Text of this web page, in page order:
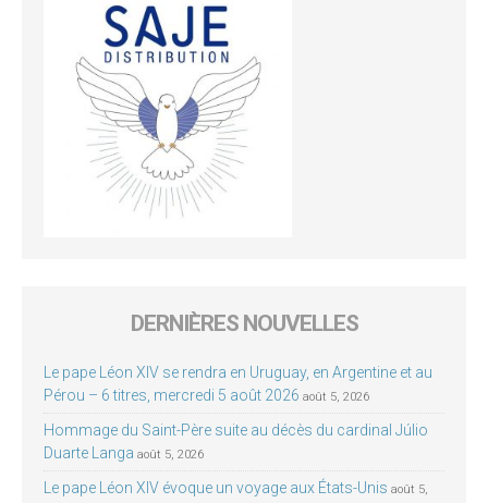
DERNIÈRES NOUVELLES
Le pape Léon XIV se rendra en Uruguay, en Argentine et au
Pérou – 6 titres, mercredi 5 août 2026 août 5, 2026
Hommage du Saint-Père suite au décès du cardinal Júlio
Duarte Langa août 5, 2026
Le pape Léon XIV évoque un voyage aux États-Unis août 5,